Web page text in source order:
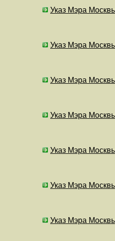
Указ Мэра
Указ Мэра
Указ Мэра
Указ Мэра
Указ Мэра
Указ Мэра
Указ Мэра